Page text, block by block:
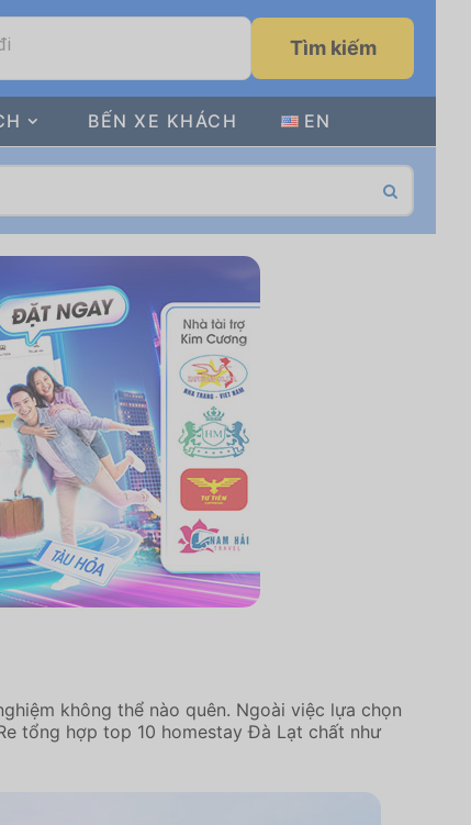
Tìm kiếm
BẾN XE KHÁCH EN
không thể nào quên. Ngoài việc lựa chọn
tổng hợp top 10 homestay Đà Lạt chất như